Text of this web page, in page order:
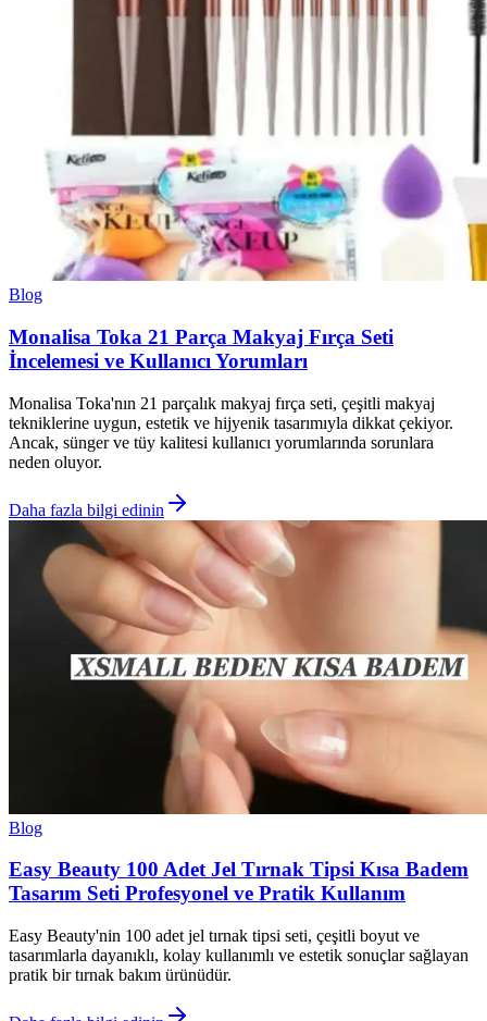
Blog
Monalisa Toka 21 Parça Makyaj Fırça Seti
İncelemesi ve Kullanıcı Yorumları
Monalisa Toka'nın 21 parçalık makyaj fırça seti, çeşitli makyaj
tekniklerine uygun, estetik ve hijyenik tasarımıyla dikkat çekiyor.
Ancak, sünger ve tüy kalitesi kullanıcı yorumlarında sorunlara
neden oluyor.
Daha fazla bilgi edinin
Blog
Easy Beauty 100 Adet Jel Tırnak Tipsi Kısa Badem
Tasarım Seti Profesyonel ve Pratik Kullanım
Easy Beauty'nin 100 adet jel tırnak tipsi seti, çeşitli boyut ve
tasarımlarla dayanıklı, kolay kullanımlı ve estetik sonuçlar sağlayan
pratik bir tırnak bakım ürünüdür.